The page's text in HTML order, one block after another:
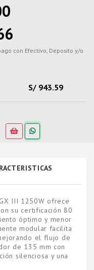
con Efectivo, Deposito y/o
S/ 943.59
III 1250W ofrece
su certificación 80
óptimo y menor
modular facilita
el flujo de
de 135 mm con
silenciosa y una